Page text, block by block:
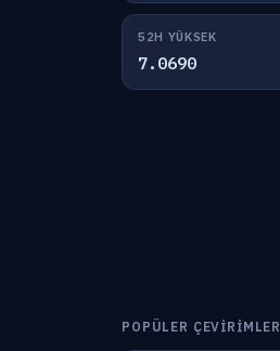
52H YÜKSEK
7.0690
POPÜLER ÇEVIRIMLER